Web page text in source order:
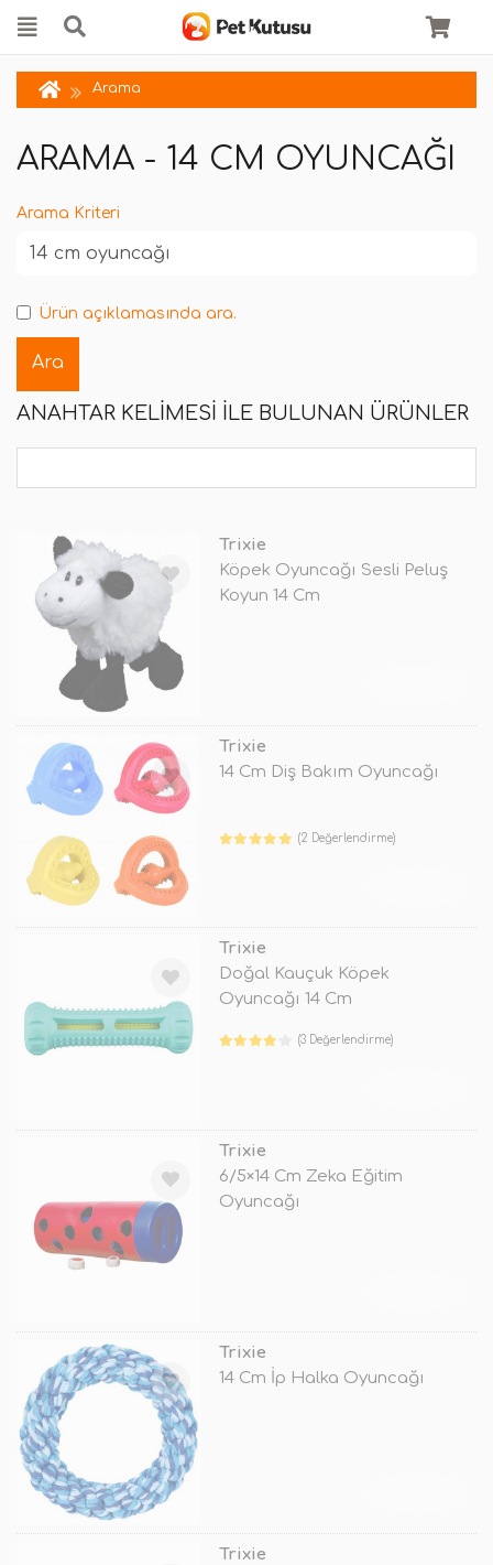
Arama
ARAMA - 14 CM OYUNCAĞI
Arama Kriteri
Ürün açıklamasında ara.
ANAHTAR KELIMESI ILE BULUNAN ÜRÜNLER
Trixie
Köpek Oyuncağı Sesli Peluş
Koyun 14 Cm
Trixie
14 Cm Diş Bakım Oyuncağı
(2 Değerlendirme)
Trixie
Doğal Kauçuk Köpek
Oyuncağı 14 Cm
(3 Değerlendirme)
Trixie
6/5×14 Cm Zeka Eğitim
Oyuncağı
Trixie
14 Cm İp Halka Oyuncağı
Trixie